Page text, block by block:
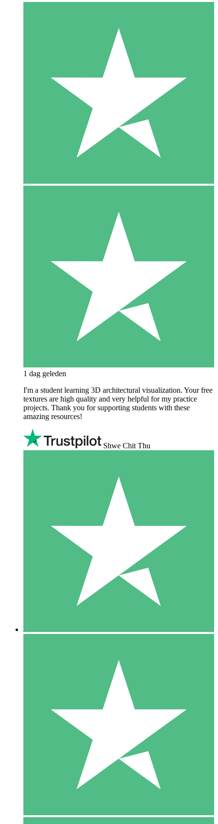
1 dag geleden
I'm a student learning 3D architectural visualization. Your free
textures are high quality and very helpful for my practice
projects. Thank you for supporting students with these
amazing resources!
Shwe Chit Thu